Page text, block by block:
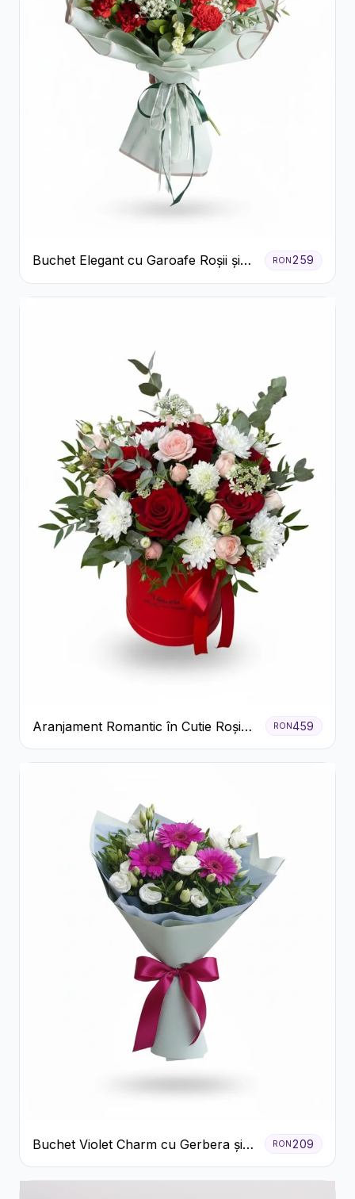
Buchet Elegant cu Garoafe Roșii și
Floarea Miresei
RON259
Aranjament Romantic în Cutie Roșie
cu Trandafiri și Crizanteme
RON459
Buchet Violet Charm cu Gerbera și
Lisianthus Alb
RON209